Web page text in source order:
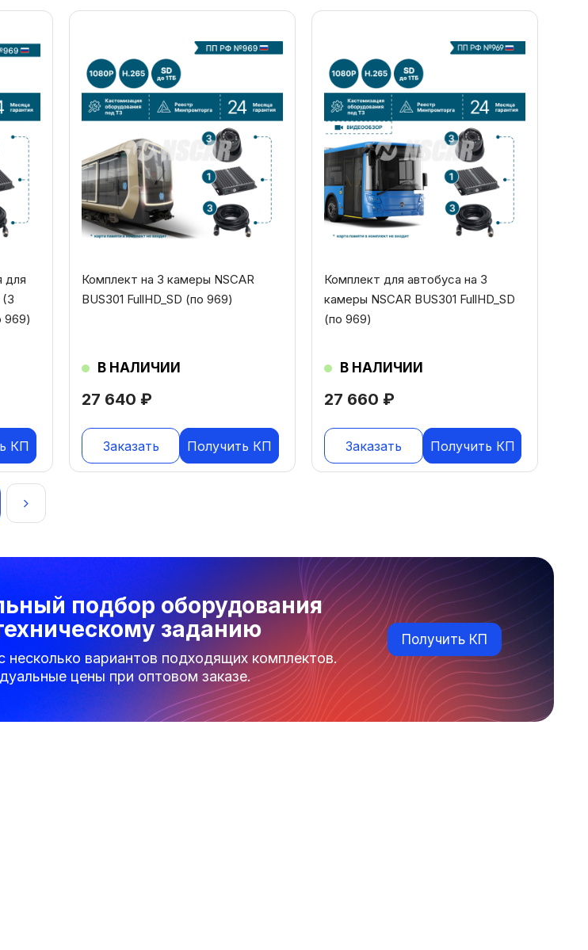
для
(3
969)
КП
27 640 ₽
Комплект на 3 камеры NSCAR
BUS301 FullHD_SD (по 969)
В НАЛИЧИИ
Заказать Получить КП
27 660 ₽
Комплект для автобуса на 3
камеры NSCAR BUS301 FullHD_SD
(по 969)
В НАЛИЧИИ
Заказать Получить КП
подбор оборудования
заданию
несколько вариантов подходящих комплектов.
цены при оптовом заказе.
Получить КП